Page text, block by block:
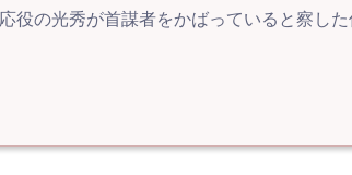
役の光秀が首謀者をかばっていると察し